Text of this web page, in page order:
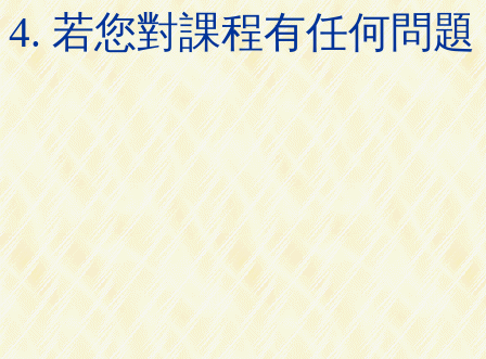
若您對課程有任何問